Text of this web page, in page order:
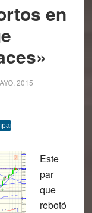
en
2015
Este
par
que
rebotó